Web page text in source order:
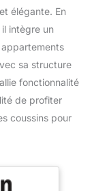
élégante. En
intègre un
sa structure
fonctionnalité
de profiter
coussins pour